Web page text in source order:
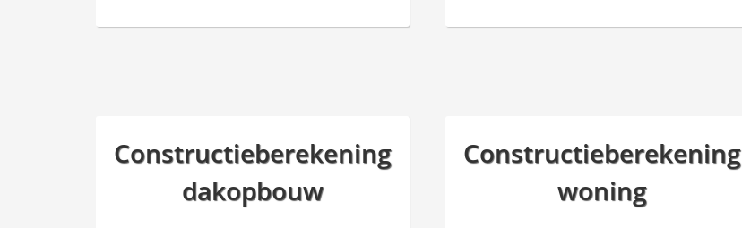
Constructieberekening
dakopbouw
Constructieberekening
woning